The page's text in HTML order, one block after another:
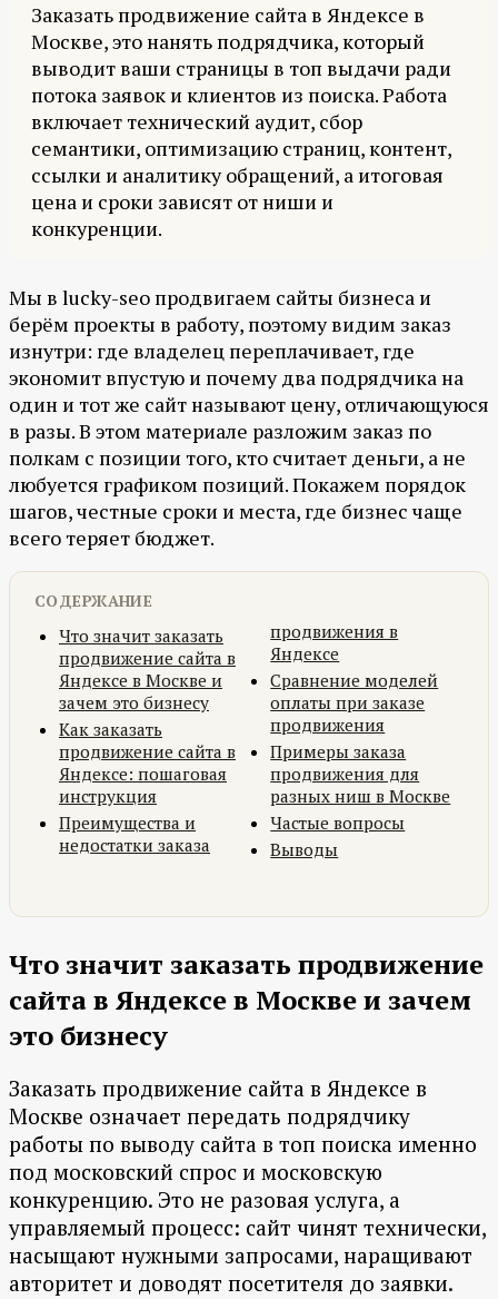
Заказать продвижение сайта в Яндексе в
Москве, это нанять подрядчика, который
выводит ваши страницы в топ выдачи ради
потока заявок и клиентов из поиска. Работа
включает технический аудит, сбор
семантики, оптимизацию страниц, контент,
ссылки и аналитику обращений, а итоговая
цена и сроки зависят от ниши и
конкуренции.
Мы в lucky-seo продвигаем сайты бизнеса и
берём проекты в работу, поэтому видим заказ
изнутри: где владелец переплачивает, где
экономит впустую и почему два подрядчика на
один и тот же сайт называют цену, отличающуюся
в разы. В этом материале разложим заказ по
полкам с позиции того, кто считает деньги, а не
любуется графиком позиций. Покажем порядок
шагов, честные сроки и места, где бизнес чаще
всего теряет бюджет.
СОДЕРЖАНИЕ
Что значит заказать
продвижение сайта в
Яндексе в Москве и
зачем это бизнесу
Как заказать
продвижение сайта в
Яндексе: пошаговая
инструкция
Преимущества и
недостатки заказа
продвижения в
Яндексе
Сравнение моделей
оплаты при заказе
продвижения
Примеры заказа
продвижения для
разных ниш в Москве
Частые вопросы
Выводы
Что значит заказать продвижение
сайта в Яндексе в Москве и зачем
это бизнесу
Заказать продвижение сайта в Яндексе в
Москве означает передать подрядчику
работы по выводу сайта в топ поиска именно
под московский спрос и московскую
конкуренцию. Это не разовая услуга, а
управляемый процесс: сайт чинят технически,
насыщают нужными запросами, наращивают
авторитет и доводят посетителя до заявки.